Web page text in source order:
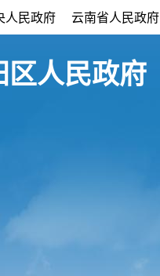
人民政府 云南省人民政府
区人民政府